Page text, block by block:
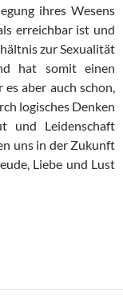
ihres Wesens
erreichbar ist und
zur Sexualität
hat somit einen
aber auch schon,
logisches Denken
und Leidenschaft
uns in der Zukunft
Liebe und Lust